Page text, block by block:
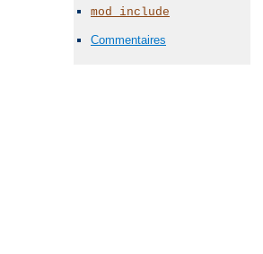
mod_include
Commentaires